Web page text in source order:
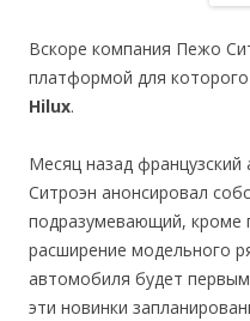
Вскоре компания Пежо
платформой для
Hilux.
Месяц назад
Ситроэн анонсировал
подразумевающий, кроме
расширение модельного
автомобиля будет
эти новинки